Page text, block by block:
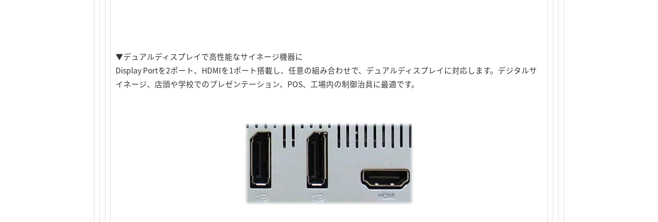
▼デュアルディスプレイで高性能なサイネージ機器に
Display Portを2ポート、HDMIを1ポート搭載し、任意の組み合わせで、デュアルディスプレイに対応します。デジタルサ
イネージ、店頭や学校でのプレゼンテーション、POS、工場内の制御治具に最適です。